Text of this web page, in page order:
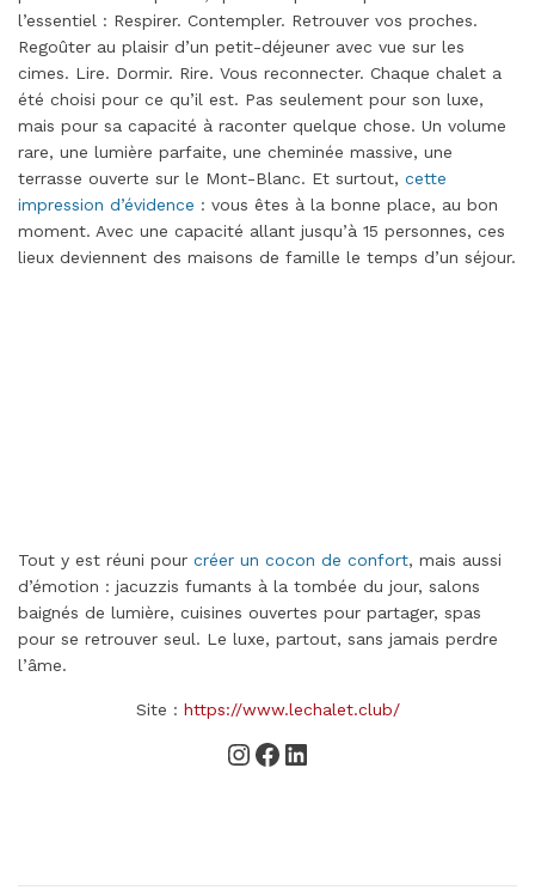
l’essentiel : Respirer. Contempler. Retrouver vos proches.
Regoûter au plaisir d’un petit-déjeuner avec vue sur les
cimes. Lire. Dormir. Rire. Vous reconnecter. Chaque chalet a
été choisi pour ce qu’il est. Pas seulement pour son luxe,
mais pour sa capacité à raconter quelque chose. Un volume
rare, une lumière parfaite, une cheminée massive, une
terrasse ouverte sur le Mont-Blanc. Et surtout, cette
impression d’évidence : vous êtes à la bonne place, au bon
moment. Avec une capacité allant jusqu’à 15 personnes, ces
lieux deviennent des maisons de famille le temps d’un séjour.
Tout y est réuni pour créer un cocon de confort, mais aussi
d’émotion : jacuzzis fumants à la tombée du jour, salons
baignés de lumière, cuisines ouvertes pour partager, spas
pour se retrouver seul. Le luxe, partout, sans jamais perdre
l’âme.
Site : https://www.lechalet.club/
Instagram
Facebook
LinkedIn